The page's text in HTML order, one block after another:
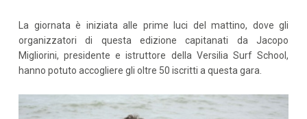
La giornata è iniziata alle prime luci del mattino, dove gli
organizzatori di questa edizione capitanati da Jacopo
Migliorini, presidente e istruttore della Versilia Surf School,
hanno potuto accogliere gli oltre 50 iscritti a questa gara.